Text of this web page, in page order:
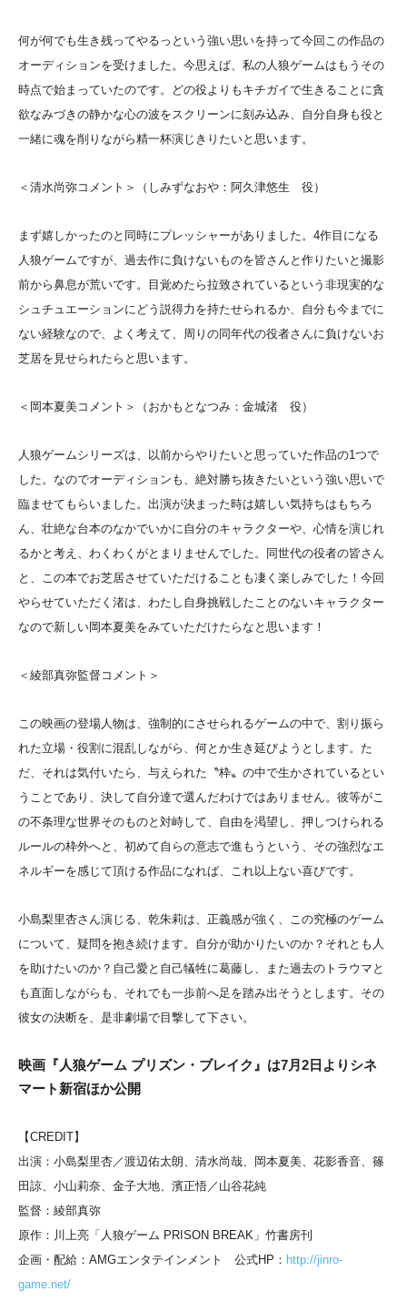
何が何でも生き残ってやるっという強い思いを持って今回この作品の
オーディションを受けました。今思えば、私の人狼ゲームはもうその
時点で始まっていたのです。
どの役よりもキチガイで生きることに貪
欲なみづきの静かな心の波をスクリーンに刻み込み、自分自身も役と
一緒に魂を削りながら精一杯演じきりたいと思います。
＜清水尚弥コメント＞（しみずなおや：阿久津悠生 役）
まず嬉しかったのと同時にプレッシャーがありました。4作目になる
人狼ゲームですが、過去作に負けないものを皆さんと作りたいと撮影
前から鼻息が荒いです。目覚めたら拉致されているという非現実的な
シュチュエーションにどう説得力を持たせられるか、自分も今までに
ない経験なので、よく考えて、周りの同年代の役者さんに負けないお
芝居を見せられたらと思います。
＜岡本夏美コメント＞（おかもとなつみ：金城渚 役）
人狼ゲームシリーズは、以前からやりたいと思っていた作品の1つで
した。なのでオーディションも、絶対勝ち抜きたいという強い思いで
臨ませてもらいました。出演が決まった時は嬉しい気持ちはもちろ
ん、壮絶な台本のなかでいかに自分のキャラクターや、心情を演じれ
るかと考え、わくわくがとまりませんでした。同世代の役者の皆さん
と、この本でお芝居させていただけることも凄く楽しみでした！今回
やらせていただく渚は、わたし自身挑戦したことのないキャラクター
なので新しい岡本夏美をみていただけたらなと思います！
＜綾部真弥監督コメント＞
この映画の登場人物は、強制的にさせられるゲームの中で、割り振ら
れた立場・役割に混乱しながら、何とか生き延びようとします。た
だ、それは気付いたら、与えられた〝枠〟の中で生かされているとい
うことであり、決して自分達で選んだわけではありません。彼等がこ
の不条理な世界そのものと対峙して、自由を渇望し、押しつけられる
ルールの枠外へと、初めて自らの意志で進もうという、その強烈なエ
ネルギーを感じて頂ける作品になれば、これ以上ない喜びです。
小島梨里杏さん演じる、乾朱莉は、正義感が強く、この究極のゲーム
について、疑問を抱き続けます。自分が助かりたいのか？それとも人
を助けたいのか？自己愛と自己犠牲に葛藤し、また過去のトラウマと
も直面しながらも、それでも一歩前へ足を踏み出そうとします。その
彼女の決断を、是非劇場で目撃して下さい。
映画『人狼ゲーム プリズン・ブレイク』は7月2日よりシネ
マート新宿ほか公開
【CREDIT】
出演：小島梨里杏／渡辺佑太朗、清水尚哉、岡本夏美、花影香音、篠
田諒、小山莉奈、金子大地、濱正悟／山谷花純
監督：綾部真弥
原作：川上亮「人狼ゲーム PRISON BREAK」竹書房刊
企画・配給：AMGエンタテインメント 公式HP： http://jinro-
game.net/